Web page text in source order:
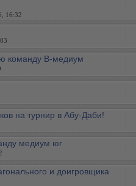
16:32
команду В-медиум
на турнир в Абу-Даби!
медиум юг
и доигровщика